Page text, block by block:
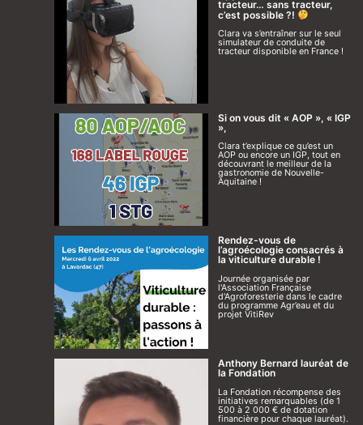
tracteur… sans tracteur,
c’est possible ?!
Clara va s’entraîner sur le seul
simulateur de conduite de
tracteur disponible en France !
Si on vous dit « AOP », « IGP
»,
Clara t’explique ce qu’est un
AOP ou encore un IGP, tout en
découvrant le meilleur de la
gastronomie de Nouvelle-
Aquitaine !
Rendez-vous de
l’agroécologie consacrés à
la viticulture durable !
Journée organisée par
l'Association Française
d'Agroforesterie dans le cadre
du programme Agr’eau et du
projet VitiRev
Anthony Bernard lauréat de
la Fondation
La Fondation récompense des
initiatives remarquables (de 1
500 à 2 000 € de dotation
financière pour chaque lauréat).